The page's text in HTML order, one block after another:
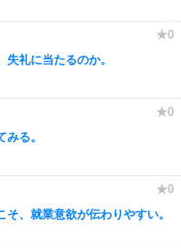
礼に当たるのか。
る。
、就業意欲が伝わりやすい。